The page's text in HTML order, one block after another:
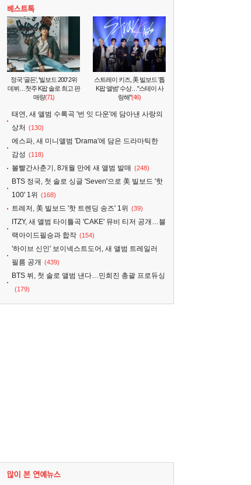
정국 '골든', '빌보드 200' 2위
데뷔…첫주 K팝 솔로 최고 판
매량(71)
스트레이 키즈, 美 빌보드 '톱
K팝 앨범' 수상…"스테이 사
랑해"(46)
태연, 새 앨범 수록곡 '번 잇 다운'에 담아낸 사랑의
상처 (130)
에스파, 새 미니앨범 'Drama'에 담은 드라마틱한
감성 (118)
볼빨간사춘기, 8개월 만에 새 앨범 발매 (248)
BTS 정국, 첫 솔로 싱글 'Seven'으로 美 빌보드 '핫
100' 1위
(168)
트레저, 美 빌보드 '핫 트렌딩 송즈' 1위 (39)
ITZY, 새 앨범 타이틀곡 'CAKE' 뮤비 티저 공개…블
랙아이드필승과 합작 (154)
'하이브 신인' 보이넥스트도어, 새 앨범 트레일러
필름 공개 (439)
BTS 뷔, 첫 솔로 앨범 낸다…민희진 총괄 프로듀싱
(179)